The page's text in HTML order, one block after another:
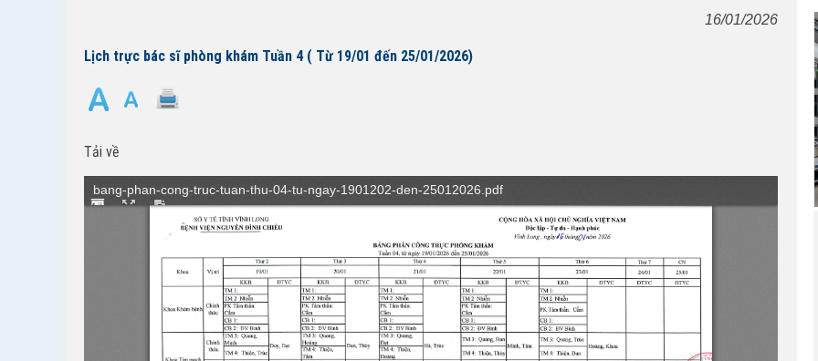
16/01/2026
Lịch trực bác sĩ phòng khám Tuần 4 ( Từ 19/01 đến 25/01/2026)
Tải về